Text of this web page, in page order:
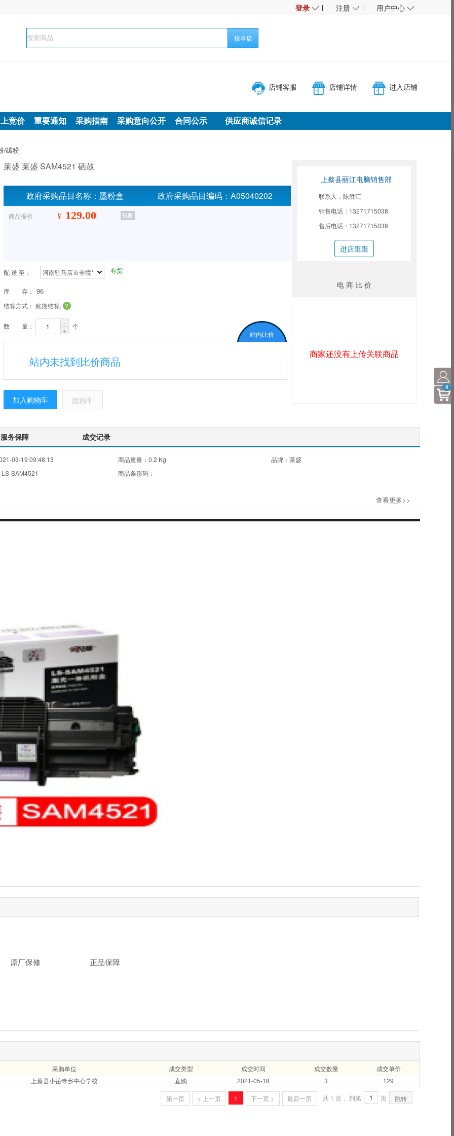
登录 ◇ 注册 ◇ 用户中心 ◇
0
搜本店
进入店铺
店铺详情
店铺客服
竞价 重要通知 采购指南 采购意向公开 合同公示 供应商诚信记录
/碳粉
莱盛 莱盛 SAM4521 硒鼓
政府采购品目名称： 墨粉盒 政府采购品目编码： A05040202
商品报价 ¥ 129.00 包邮
配 送 至： 河南驻马店市全境* 有货
库 存： 96
结算方式： 账期结算; ?
数 量： -
+
个
站内比价
站内未找到比价商品
加入购物车 团购中
上蔡县丽江电脑销售部
联系人：陈胜江
销售电话：13271715038
售后电话：13271715038
进店逛逛
电 商 比 价
商家还没有上传关联商品
服务保障 成交记录
查看更多>>
03-19 09:48:13 商品重量： 0.2 Kg 品牌： 莱盛
LS-SAM4521 商品条形码：
原厂保修 正品保障
采购单位 成交类型 成交时间 成交数量
成交单价
上蔡县小岳寺乡中心学校
直购 2021-05-18 3 129
第一页 < 上一页 1 下一页 > 最后一页 共 1 页， 到第 页 跳转